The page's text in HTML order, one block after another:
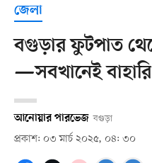
জেলা
বগুড়ার ফুটপাত
—সবখানেই
আনোয়ার পারভেজ বগুড়া
প্রকাশ: ০৩ মার্চ ২০২৫, ০৪: ৩০